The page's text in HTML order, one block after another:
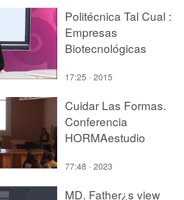
Politécnica Tal Cual :
Empresas
Biotecnológicas
17:25 · 2015
Cuidar Las Formas.
Conferencia
HORMAestudio
77:48 · 2023
MD. Father¿s view